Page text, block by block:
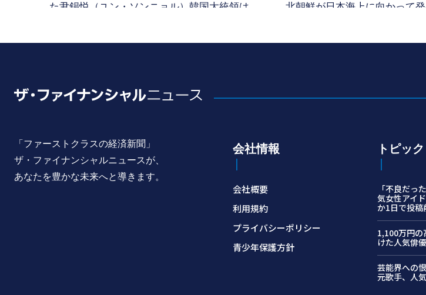
た尹錫悦（ユン・ソンニョル）韓国大統領は、
北朝鮮が日本海上に向かって
「ファーストクラスの経済新聞」
ザ・ファイナンシャルニュースが、
あなたを豊かな未来へと導きます。
会社情報
会社概要
利用規約
プライバシーポリシー
青少年保護方針
トピック
「不良だ
気女性アイ
か1日で投稿
1,100万円
けた人気俳
芸能界への
元歌手、人